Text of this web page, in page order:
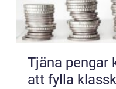
Tjäna pengar klass
att fylla